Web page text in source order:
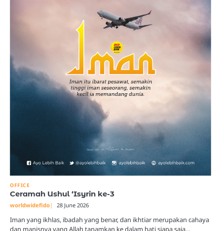
OFFICE
Ceramah Ushul ‘Isyrin ke-3
worldwidefido 28 June 2026
Iman yang ikhlas, ibadah yang benar, dan ikhtiar merupakan cahaya
dan manisnya yang Allah tanamkan ke dalam hati siapa saja…